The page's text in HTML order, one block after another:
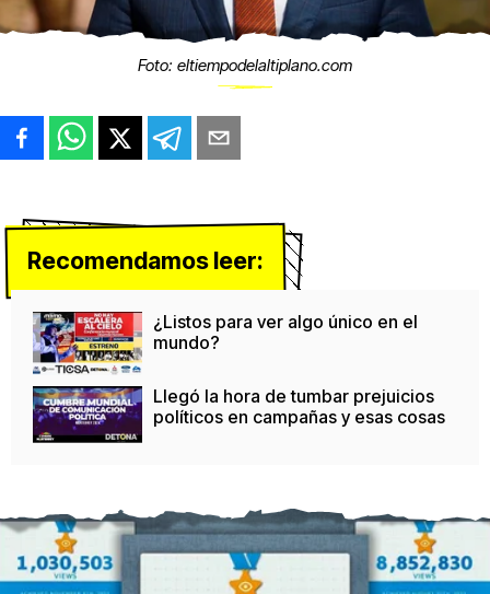
Foto: eltiempodelaltiplano.com
Recomendamos leer:
¿Listos para ver algo único en el
mundo?
Llegó la hora de tumbar prejuicios
políticos en campañas y esas cosas